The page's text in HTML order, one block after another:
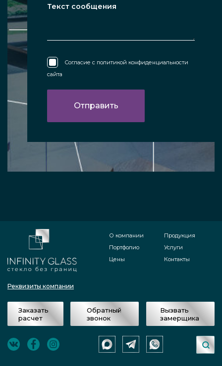
Согласие с политикой конфиденциальности
сайта
Реквизиты компании
О компании
Портфолио
Цены
Продукция
Услуги
Контакты
Заказать
расчет
Обратный
звонок
Вызвать
замерщика